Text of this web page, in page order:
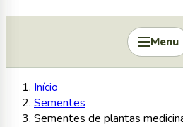
Menu
Início
Sementes
Sementes de plantas